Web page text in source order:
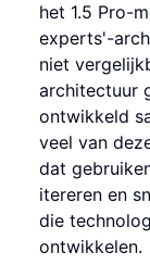
het 1.5 Pro-
experts'-
niet
architectuur
ontwikkeld
veel van
dat
itereren en
die
ontwikkelen.